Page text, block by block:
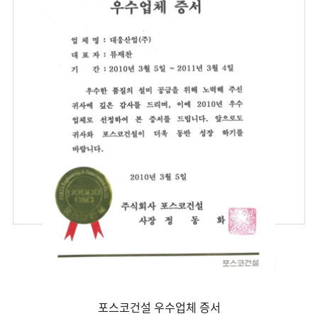
포스코건설 우수업체 증서